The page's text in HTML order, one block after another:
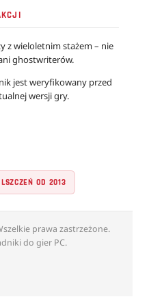
z wieloletnim stażem – nie
ghostwriterów.
jest weryfikowany przed
wersji gry.
OD 2013
prawa zastrzeżone.
do gier PC.